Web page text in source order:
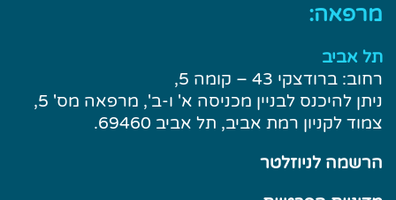
מרפאה:
תל אביב
רחוב: ברודצקי 43 – קומה 5,
ניתן להיכנס לבניין מכניסה א' ו-ב', מרפאה מס' 5,
צמוד לקניון רמת אביב, תל אביב 69460.
הרשמה לניוזלטר